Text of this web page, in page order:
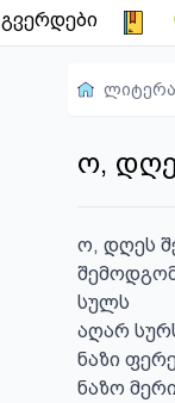
გვერდები
ო,
ო, დღეს
სულს
აღარ
ნაზი
ნაზო